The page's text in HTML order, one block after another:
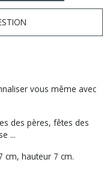
vous même avec
des pères, fêtes des
...
cm, hauteur 7 cm.